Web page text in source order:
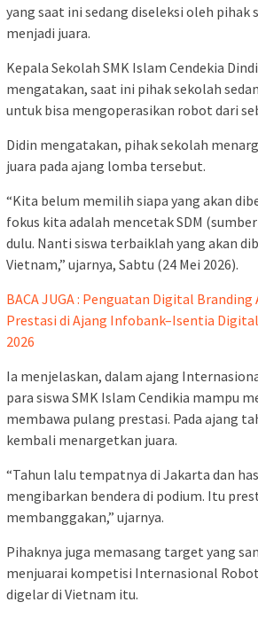
yang saat ini sedang diseleksi oleh
menjadi juara.
Kepala Sekolah SMK Islam Cendekia
mengatakan, saat ini pihak sekolah
untuk bisa mengoperasikan robot dari
Didin mengatakan, pihak sekolah
juara pada ajang lomba tersebut.
“Kita belum memilih siapa yang akan
fokus kita adalah mencetak SDM
dulu. Nanti siswa terbaiklah yang akan
Vietnam,” ujarnya, Sabtu (24 Mei 2026).
BACA JUGA : Penguatan Digital
Prestasi di Ajang Infobank–Isentia
2026
Ia menjelaskan, dalam ajang
para siswa SMK Islam Cendikia mampu
membawa pulang prestasi. Pada ajang
kembali menargetkan juara.
“Tahun lalu tempatnya di Jakarta dan
mengibarkan bendera di podium. Itu
membanggakan,” ujarnya.
Pihaknya juga memasang target yang
menjuarai kompetisi Internasional
digelar di Vietnam itu.